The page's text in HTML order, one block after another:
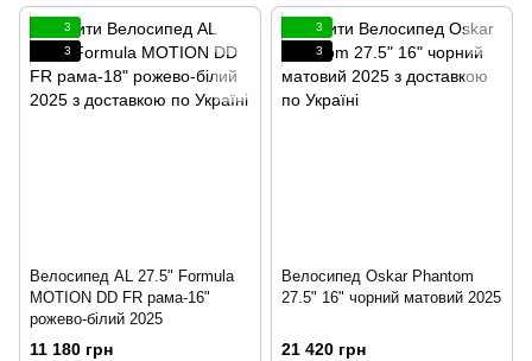
3
3
Велосипед AL 27.5" Formula
MOTION DD FR рама-16"
рожево-білий 2025
11 180 грн
3
3
Велосипед Oskar Phantom
27.5" 16" чорний матовий 2025
21 420 грн